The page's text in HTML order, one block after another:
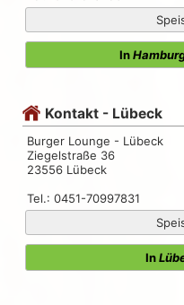
In
Kontakt - Lübeck
Burger Lounge - Lübeck
Ziegelstraße 36
23556 Lübeck
Tel.: 0451-70997831
In